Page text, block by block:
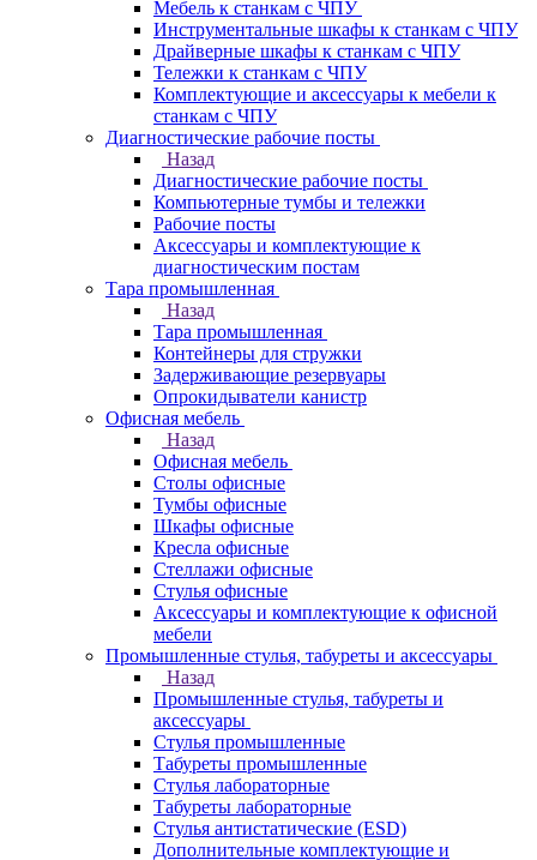
Мебель к станкам с ЧПУ
Инструментальные шкафы к станкам с ЧПУ
Драйверные шкафы к станкам с ЧПУ
Тележки к станкам с ЧПУ
Комплектующие и аксессуары к мебели к
станкам с ЧПУ
Диагностические рабочие посты
Назад
Диагностические рабочие посты
Компьютерные тумбы и тележки
Рабочие посты
Аксессуары и комплектующие к
диагностическим постам
Тара промышленная
Назад
Тара промышленная
Контейнеры для стружки
Задерживающие резервуары
Опрокидыватели канистр
Офисная мебель
Назад
Офисная мебель
Столы офисные
Тумбы офисные
Шкафы офисные
Кресла офисные
Стеллажи офисные
Стулья офисные
Аксессуары и комплектующие к офисной
мебели
Промышленные стулья, табуреты и аксессуары
Назад
Промышленные стулья, табуреты и
аксессуары
Стулья промышленные
Табуреты промышленные
Стулья лабораторные
Табуреты лабораторные
Стулья антистатические (ESD)
Дополнительные комплектующие и